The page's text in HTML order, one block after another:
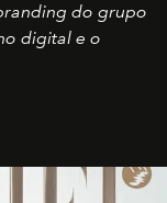
do grupo
digital e o